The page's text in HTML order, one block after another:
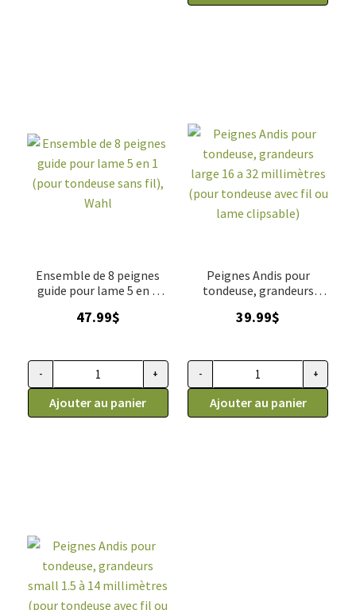
Ensemble de 8 peignes
guide pour lame 5 en 1
Wahl
47.99$
quantité de Ensemble de 8 peignes guide pour lame 5 en 1
- +
Ajouter au panier
Peignes Andis pour
tondeuse, grandeurs
(pour tondeuse avec fil ou
39.99$
quantité de Peignes Andis
- +
Ajouter au panier